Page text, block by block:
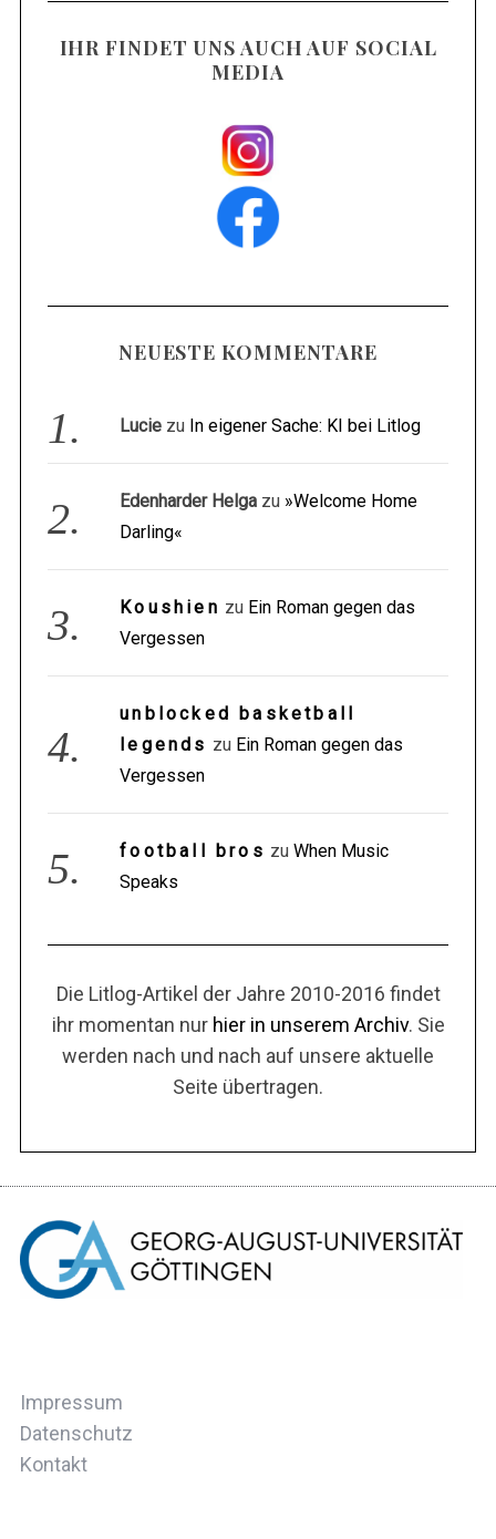
IHR FINDET UNS AUCH AUF SOCIAL
MEDIA
NEUESTE KOMMENTARE
Lucie zu In eigener Sache: KI bei Litlog
Edenharder Helga zu »Welcome Home
Darling«
Koushien zu Ein Roman gegen das
Vergessen
unblocked basketball
legends zu Ein Roman gegen das
Vergessen
football bros zu When Music
Speaks
Die Litlog-Artikel der Jahre 2010-2016 findet
ihr momentan nur hier in unserem Archiv. Sie
werden nach und nach auf unsere aktuelle
Seite übertragen.
Impressum
Datenschutz
Kontakt